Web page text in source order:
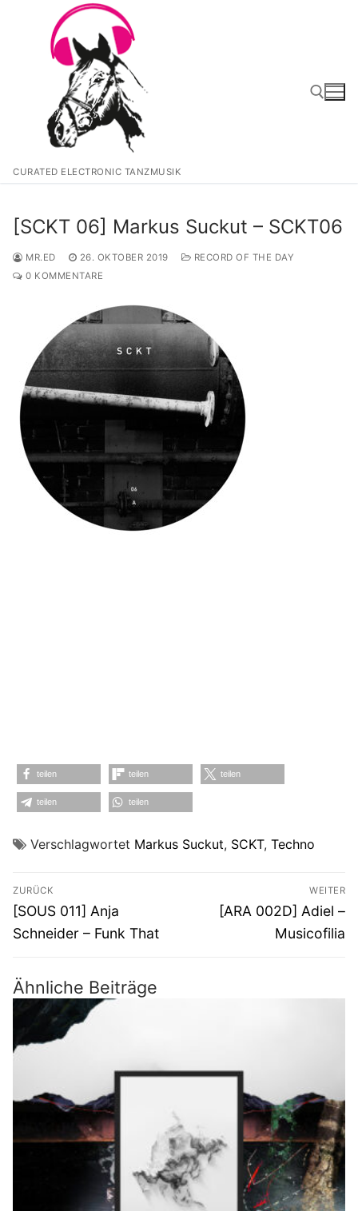
springen
CURATED ELECTRONIC TANZMUSIK
[SCKT 06] Markus Suckut – SCKT06
MR.ED 26. OKTOBER 2019
RECORD OF THE DAY
0 KOMMENTARE
teilen teilen teilen
teilen teilen
Verschlagwortet Markus Suckut, SCKT, Techno
Beitragsnavigation
ZURÜCK
Vorheriger
Beitrag:
[SOUS 011] Anja
Schneider – Funk That
WEITER
Nächster
[ARA 002D] Adiel –
Musicofilia
Ähnliche Beiträge